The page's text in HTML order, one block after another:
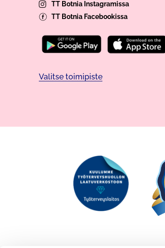
TT Botnia Instagramissa
TT Botnia Facebookissa
Valitse toimipiste